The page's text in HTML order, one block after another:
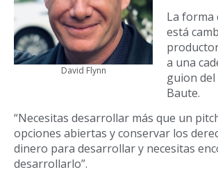
David Flynn
La forma
está
a una
guion del
Baute.
“Necesitas desarrollar más que un
opciones abiertas y conservar los
dinero para desarrollar y necesitas
desarrollarlo”.